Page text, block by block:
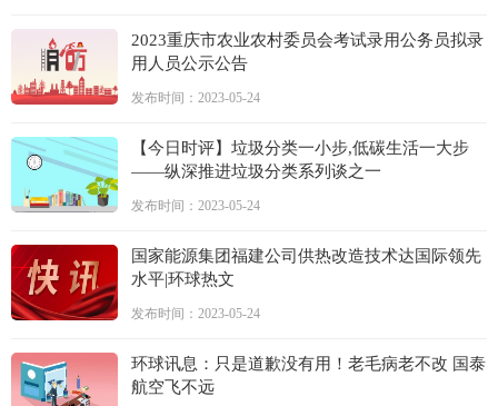
2023重庆市农业农村委员会考试录用公务员拟录
用人员公示公告
发布时间：2023-05-24
【今日时评】垃圾分类一小步,低碳生活一大步
——纵深推进垃圾分类系列谈之一
发布时间：2023-05-24
国家能源集团福建公司供热改造技术达国际领先
水平|环球热文
发布时间：2023-05-24
环球讯息：只是道歉没有用！老毛病老不改 国泰
航空飞不远